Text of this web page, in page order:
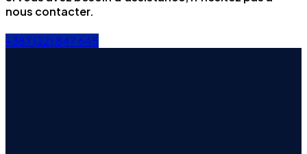
nous contacter.
+387 (32) 847 645